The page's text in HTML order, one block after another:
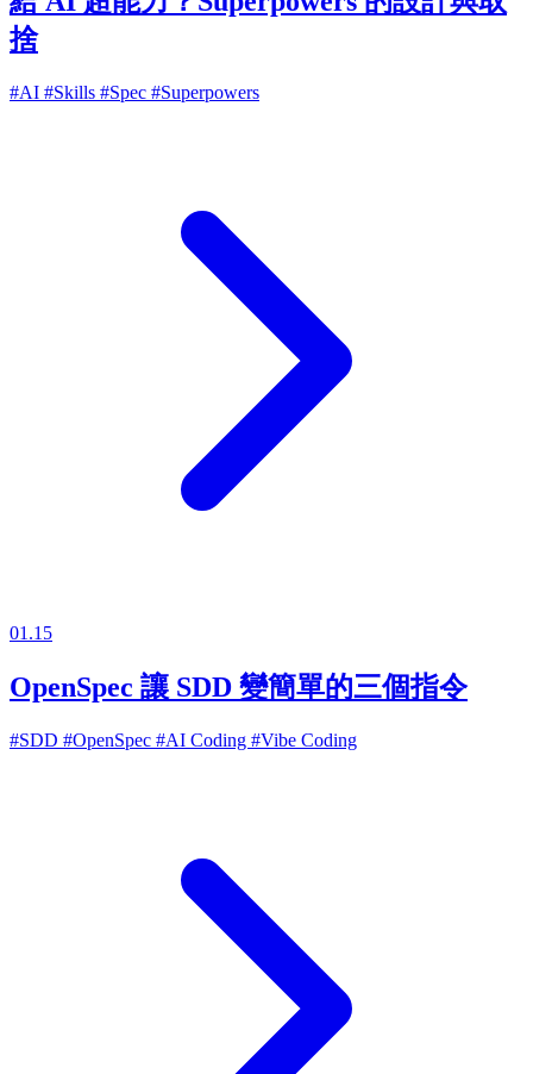
捨
#AI #Skills #Spec #Superpowers
01.15
OpenSpec 讓 SDD 變簡單的三個指令
#SDD #OpenSpec #AI Coding #Vibe Coding